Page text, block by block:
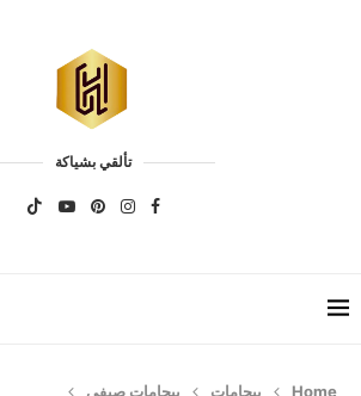
تألقي بشياكة
Home بيجامات
بيجامات صيفي